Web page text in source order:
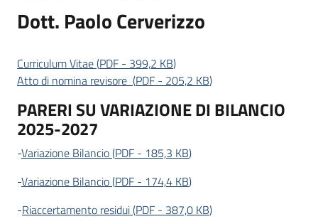
Leggi
Atti
Piani
Progetti
Agenzia
Dott. Paolo Cerverizzo
Curriculum Vitae(PDF - 399,2 KB)
Atto di nomina revisore (PDF - 205,2 KB)
PARERI SU VARIAZIONE DI BILANCIO
2025-2027
-Variazione Bilancio(PDF - 185,3 KB)
-Variazione Bilancio(PDF - 174,4 KB)
-Riaccertamento residui(PDF - 387,0 KB)